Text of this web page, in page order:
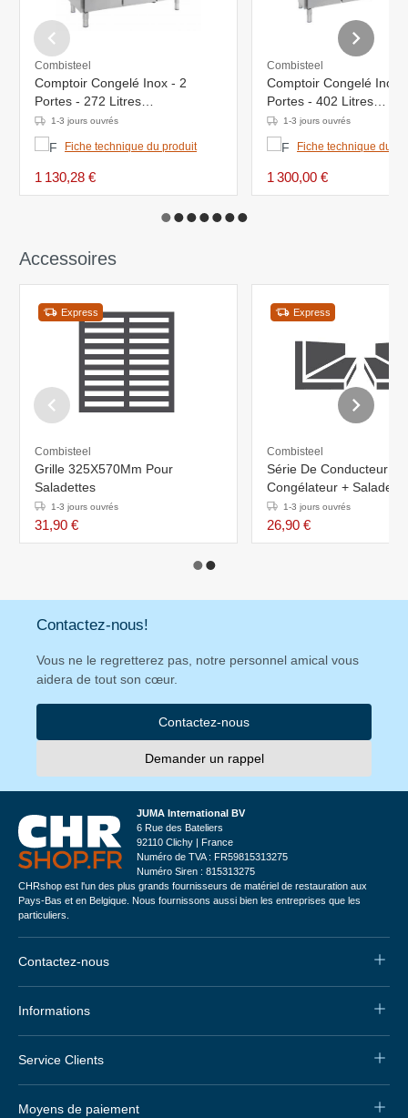
Combisteel
Comptoir Congelé Inox - 2
Portes - 272 Litres
-1360x700x860(h)mm
1-3 jours ouvrés
Fiche technique du produit
1 130,28 €
Combisteel
Comptoir Congelé Inox
Portes - 402 Litres
-1800x700x860(h)mm
1-3 jours ouvrés
Fiche technique du
1 300,00 €
Accessoires
Express
Combisteel
Grille 325X570Mm Pour
Saladettes
1-3 jours ouvrés
31,90 €
Express
Combisteel
Série De Conducteur
Congélateur + Saladette
1-3 jours ouvrés
26,90 €
Contactez-nous!
Vous ne le regretterez pas, notre personnel amical vous
aidera de tout son cœur.
Contactez-nous
Demander un rappel
JUMA International BV
6 Rue des Bateliers
92110 Clichy | France
Numéro de TVA : FR59815313275
Numéro Siren : 815313275
CHRshop est l'un des plus grands fournisseurs de matériel de restauration aux
Pays-Bas et en Belgique. Nous fournissons aussi bien les entreprises que les
particuliers.
Contactez-nous
Informations
Service Clients
Moyens de paiement